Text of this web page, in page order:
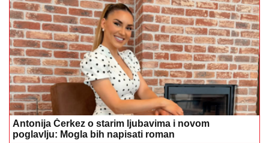
Antonija Čerkez o starim ljubavima i novom
poglavlju: Mogla bih napisati roman